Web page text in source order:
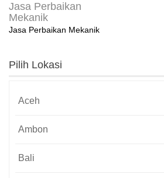
Jasa Perbaikan
Mekanik
Jasa Perbaikan Mekanik
Pilih Lokasi
Aceh
Ambon
Bali